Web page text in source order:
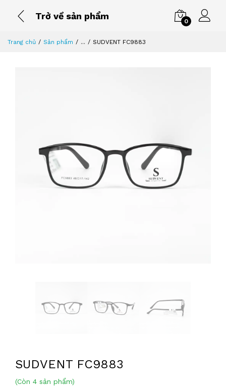
Trở về sản phẩm
0
Trang chủ Sản phẩm ... SUDVENT FC9883
SUDVENT FC9883
(Còn 4 sản phẩm)